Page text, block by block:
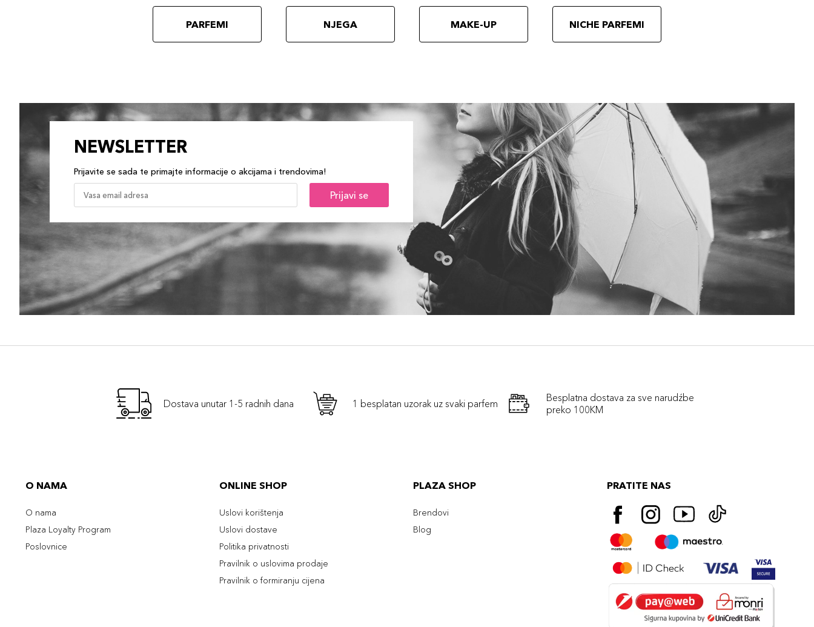
PARFEMI NJEGA MAKE-UP NICHE PARFEMI
NEWSLETTER
Prijavite se sada te primajte informacije o akcijama i trendovima!
Prijavi se
Dostava unutar 1-5 radnih dana 1 besplatan uzorak uz svaki parfem
Besplatna dostava za sve narudźbe
preko 100KM
O NAMA
O nama
Plaza Loyalty Program
Poslovnice
ONLINE SHOP
Uslovi korištenja
Uslovi dostave
Politika privatnosti
Pravilnik o uslovima prodaje
Pravilnik o formiranju cijena
PLAZA SHOP
Brendovi
Blog
PRATITE NAS